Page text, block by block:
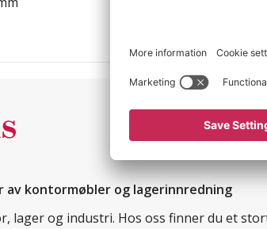
av kontormøbler og lagerinnredning
lager og industri. Hos oss finner du et